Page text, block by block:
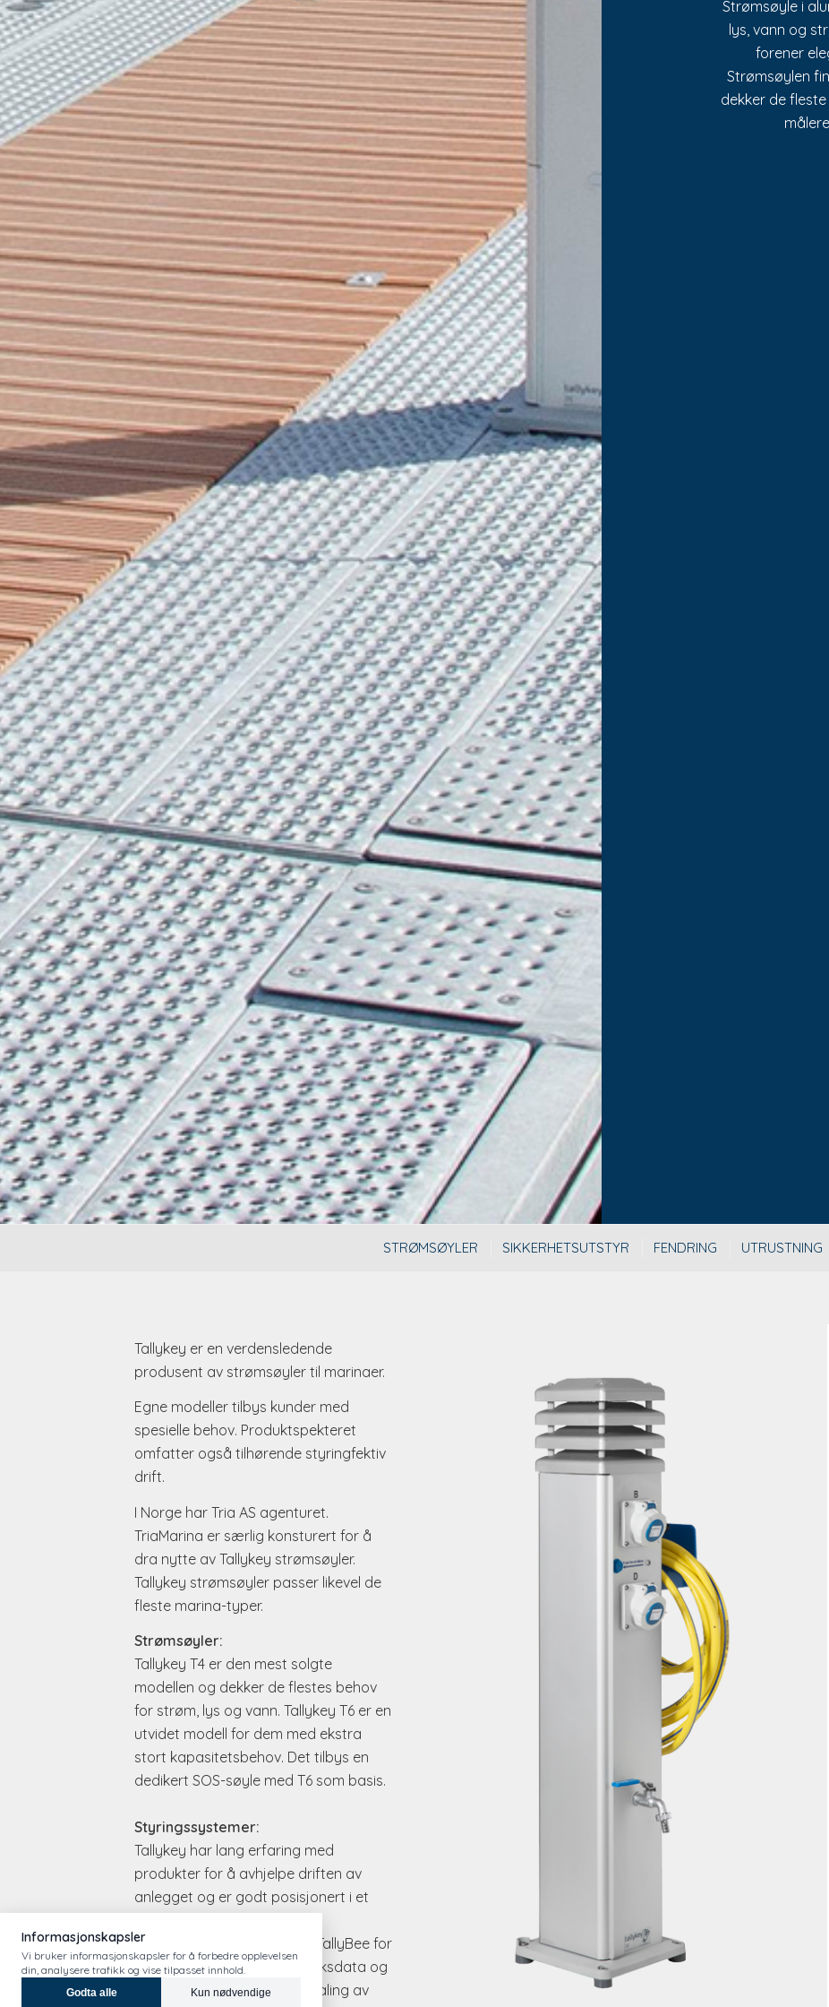
Strømsøyle i
lys, vann og
forener
Strømsøylen
dekker de
STRØMSØYLER SIKKERHETSUTSTYR FENDRING UTRUSTNING
Tallykey er en verdensledende
produsent av strømsøyler til marinaer.
Egne modeller tilbys kunder med
spesielle behov. Produktspekteret
omfatter også tilhørende styringfektiv
drift.
I Norge har Tria AS agenturet.
TriaMarina er særlig konsturert for å
dra nytte av Tallykey strømsøyler.
Tallykey strømsøyler passer likevel de
fleste marina-typer.
Strømsøyler:
Tallykey T4 er den mest solgte
modellen og dekker de flestes behov
for strøm, lys og vann. Tallykey T6 er en
utvidet modell for dem med ekstra
stort kapasitetsbehov. Det tilbys en
dedikert SOS-søyle med T6 som basis.
Styringssystemer:
Tallykey har lang erfaring med
produkter for å avhjelpe driften av
anlegget og er godt posisjonert i et
styringssystemer omfatter TallyBee for
trådløs innsamling av forbruksdata og
TallyWeb for selvbetjent betaling av